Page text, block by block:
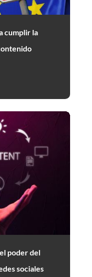
cumplir la
poder del
sociales